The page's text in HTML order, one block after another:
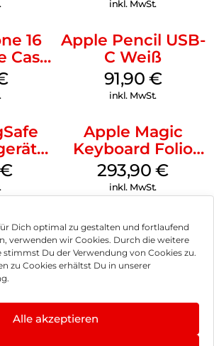
Dich optimal zu gestalten und fortlaufend
verwenden wir Cookies. Durch die weitere
stimmst Du der Verwendung von Cookies zu.
zu Cookies erhältst Du in unserer
Alle akzeptieren
inkl. MwSt.
16
Case
Apple Pencil USB-
C Weiß
91,90 €
inkl. MwSt.
€
Apple Magic
Keyboard Folio
iPad 10.9″ (10.Gen.)
Weiß
293,90€
inkl. MwSt.